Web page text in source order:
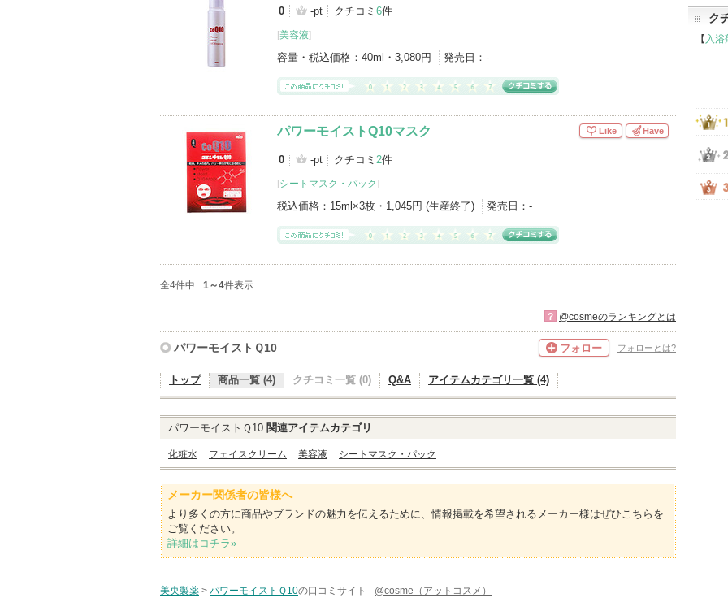
0 -pt クチコミ 6件
[美容液]
容量・税込価格： 40ml・3,080円 発売日： -
パワーモイストQ10マスク
0 -pt クチコミ 2件
[シートマスク・パック]
税込価格： 15ml×3枚・1,045円 (生産終了) 発売日： -
Like Have
全4件中 1～4件表示
? @cosmeのランキングとは
パワーモイストＱ10 フォロー フォローとは?
トップ 商品一覧 (4) クチコミ一覧 (0) Q&A アイテムカテゴリ一覧 (4)
パワーモイストＱ10 関連アイテムカテゴリ
化粧水 フェイスクリーム 美容液 シートマスク・パック
メーカー関係者の皆様へ
より多くの方に商品やブランドの魅力を伝えるために、情報掲載を希望されるメーカー様はぜひこちらを
ご覧ください。
詳細はコチラ»
美央製薬 > パワーモイストＱ10の口コミサイト - @cosme（アットコスメ）
ク
【 入浴